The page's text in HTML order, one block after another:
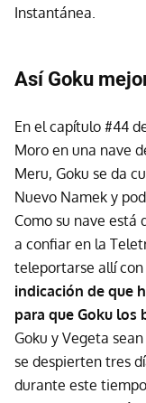
Instantánea.
Así Goku
En el capítulo #44
Moro en una nave
Meru, Goku se da
Nuevo Namek y
Como su nave está
a confiar en la
teleportarse allí
indicación de que
para que Goku los
Goku y Vegeta
se despierten tres
durante este